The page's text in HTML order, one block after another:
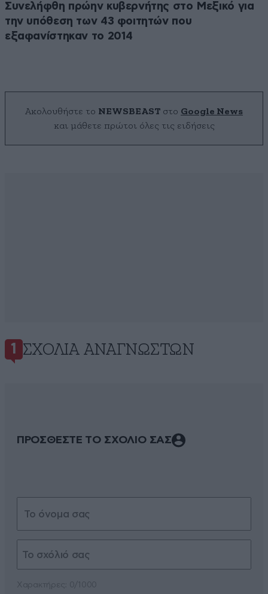
Συνελήφθη πρώην κυβερνήτης στο Μεξικό για
την υπόθεση των 43 φοιτητών που
εξαφανίστηκαν το 2014
Ακολουθήστε το NEWSBEAST στο Google News
και μάθετε πρώτοι όλες τις ειδήσεις
1 ΣΧΌΛΙΑ ΑΝΑΓΝΩΣΤΏΝ
ΠΡΟΣΘΕΣΤΕ ΤΟ ΣΧΟΛΙΟ ΣΑΣ